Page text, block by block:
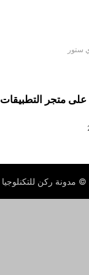
ستور
متجر التطبيقات
© مدونة ركن للتكنلوجيا